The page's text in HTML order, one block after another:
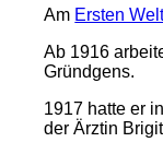
Am Ersten
Ab 1916
Gründgens.
1917 hatte er
der Ärztin